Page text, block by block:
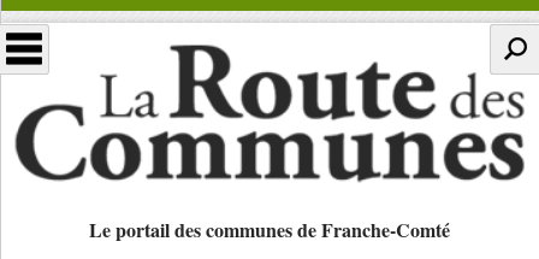
Le portail des communes de Franche-Comté